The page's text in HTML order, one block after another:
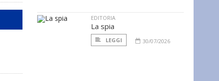
EDITORIA
La spia
LEGGI 30/07/2026